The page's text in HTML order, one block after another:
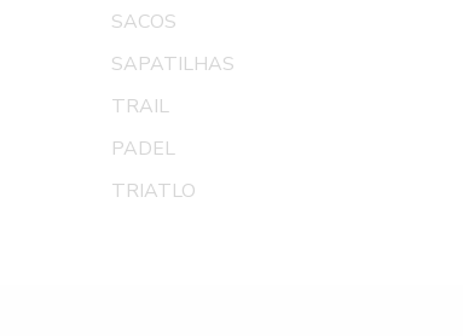
SACOS
SAPATILHAS
TRAIL
PADEL
TRIATLO